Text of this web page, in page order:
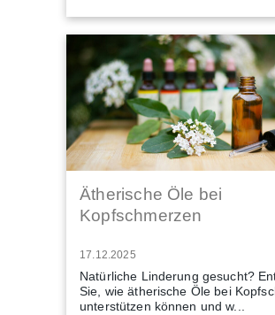
Ätherische Öle bei
Kopfschmerzen
17.12.2025
Natürliche Linderung gesucht?
Sie, wie ätherische Öle bei
unterstützen können und w...